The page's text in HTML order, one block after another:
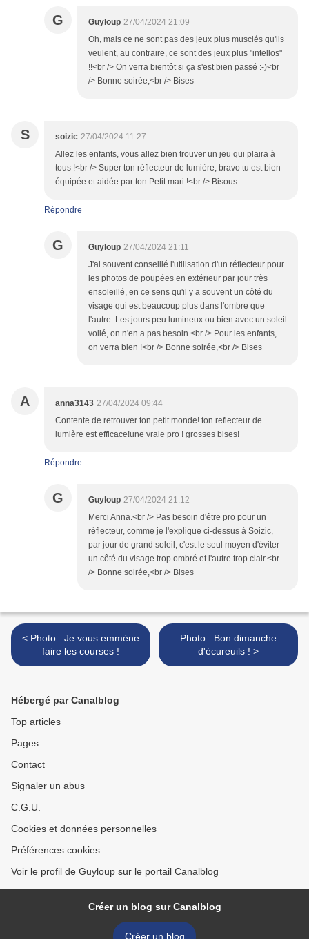
G Guyloup 27/04/2024 21:09
Oh, mais ce ne sont pas des jeux plus musclés qu'ils
veulent, au contraire, ce sont des jeux plus "intellos"
!!<br /> On verra bientôt si ça s'est bien passé :-)<br
/> Bonne soirée,<br /> Bises
S soizic 27/04/2024 11:27
Allez les enfants, vous allez bien trouver un jeu qui plaira à
tous !<br /> Super ton réflecteur de lumière, bravo tu est bien
équipée et aidée par ton Petit mari !<br /> Bisous
Répondre
G Guyloup 27/04/2024 21:11
J'ai souvent conseillé l'utilisation d'un réflecteur pour
les photos de poupées en extérieur par jour très
ensoleillé, en ce sens qu'il y a souvent un côté du
visage qui est beaucoup plus dans l'ombre que
l'autre. Les jours peu lumineux ou bien avec un soleil
voilé, on n'en a pas besoin.<br /> Pour les enfants,
on verra bien !<br /> Bonne soirée,<br /> Bises
A anna3143 27/04/2024 09:44
Contente de retrouver ton petit monde! ton reflecteur de
lumière est efficace!une vraie pro ! grosses bises!
Répondre
G Guyloup 27/04/2024 21:12
Merci Anna.<br /> Pas besoin d'être pro pour un
réflecteur, comme je l'explique ci-dessus à Soizic,
par jour de grand soleil, c'est le seul moyen d'éviter
un côté du visage trop ombré et l'autre trop clair.<br
/> Bonne soirée,<br /> Bises
< Photo : Je vous emmène
faire les courses !
Photo : Bon dimanche
d'écureuils ! >
Hébergé par Canalblog
Top articles
Pages
Contact
Signaler un abus
C.G.U.
Cookies et données personnelles
Préférences cookies
Voir le profil de Guyloup sur le portail Canalblog
Créer un blog sur Canalblog
Créer un blog